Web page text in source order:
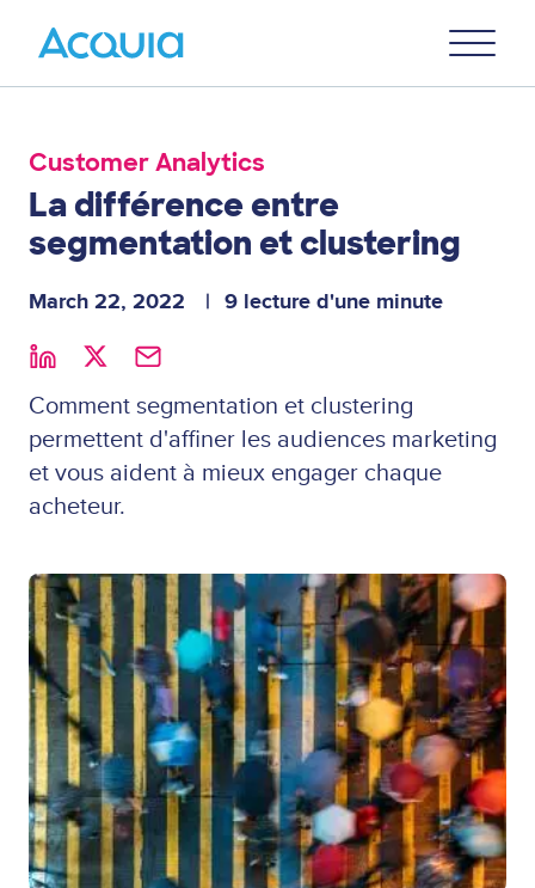
Menu
Customer Analytics
La différence entre
segmentation et clustering
March 22, 2022 9 lecture d'une minute
Comment segmentation et clustering
permettent d'affiner les audiences marketing
et vous aident à mieux engager chaque
acheteur.